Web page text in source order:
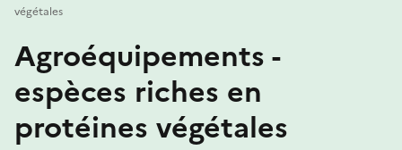
végétales
Agroéquipements -
espèces riches en
protéines végétales